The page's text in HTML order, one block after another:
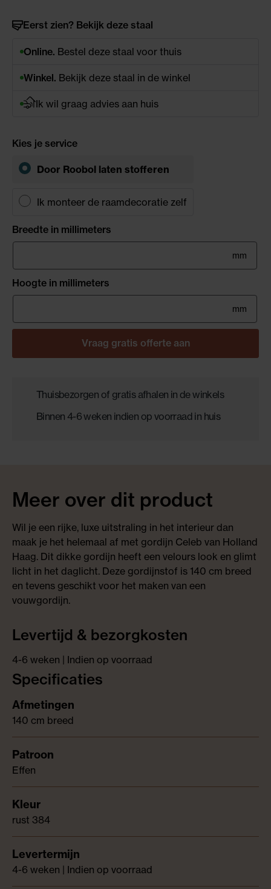
Eerst zien? Bekijk deze staal
Online. Bestel deze staal voor thuis
Winkel. Bekijk deze staal in de winkel
Ik wil graag advies aan huis
Kies je service
Door Roobol laten stofferen
Ik monteer de raamdecoratie zelf
Breedte in millimeters
mm
Hoogte in millimeters
mm
Vraag gratis offerte aan
Thuisbezorgen of gratis afhalen in de winkels
Binnen 4-6 weken indien op voorraad in huis
Meer over dit product
Wil je een rijke, luxe uitstraling in het interieur dan
maak je het helemaal af met gordijn Celeb van Holland
Haag. Dit dikke gordijn heeft een velours look en glimt
licht in het daglicht. Deze gordijnstof is 140 cm breed
en tevens geschikt voor het maken van een
vouwgordijn.
Levertijd & bezorgkosten
4-6 weken | Indien op voorraad
Specificaties
140 cm breed
Effen
rust 384
4-6 weken | Indien op voorraad